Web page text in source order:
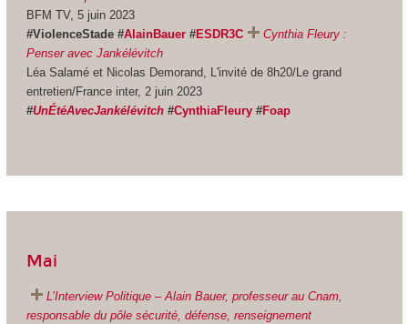
BFM TV, 5 juin 2023
#ViolenceStade #AlainBauer#ESDR3C
Cynthia Fleury :
Penser avec Jankélévitch
Léa Salamé et Nicolas Demorand, L'invité de 8h20/Le grand
entretien/France inter, 2 juin 2023
#UnÉtéAvecJankélévitch#CynthiaFleury#Foap
Mai
L’Interview Politique – Alain Bauer, professeur au Cnam,
responsable du pôle sécurité, défense, renseignement